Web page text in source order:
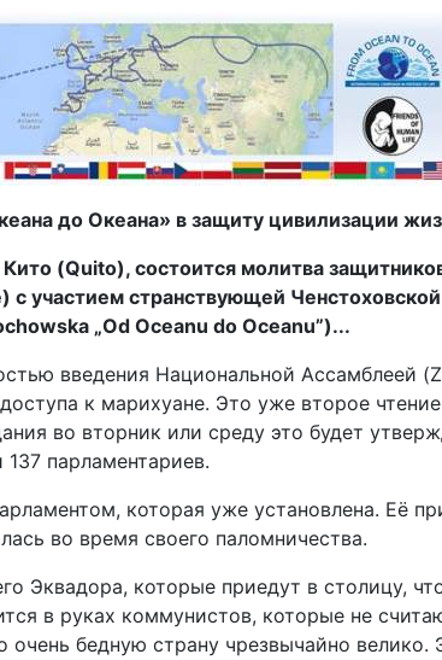
до Океана» в защиту цивилизации
(Quito), состоится молитва
участием странствующей
„Od Oceanu do Oceanu”)...
введения Национальной Ассамблеей
к марихуане. Это уже второе
во вторник или среду это будет
парламентариев.
которая уже установлена. Её
во время своего паломничества.
Эквадора, которые приедут в столицу,
в руках коммунистов, которые не
бедную страну чрезвычайно велико.